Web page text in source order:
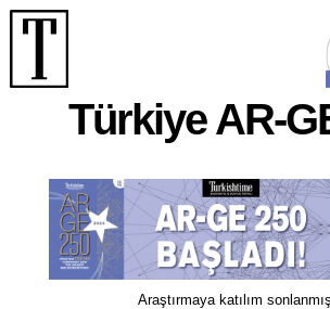
Türkiye AR-
Araştırmaya katılım